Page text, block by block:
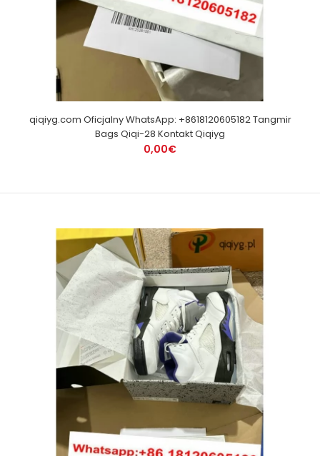
qiqiyg.com Oficjalny WhatsApp: +8618120605182 Tangmir
Bags Qiqi-28 Kontakt Qiqiyg
0,00€